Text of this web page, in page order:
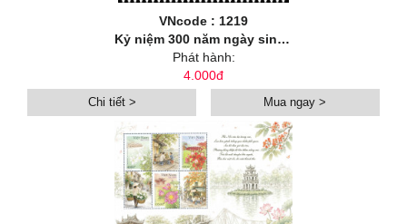
VNcode : 1219
Kỷ niệm 300 năm ngày sinh danh nhân văn hoá Lê Quý Đôn (1726-2026)
Phát hành:
4.000đ
Chi tiết > Mua ngay >